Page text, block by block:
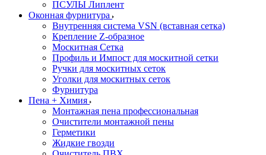
ПСУЛЫ Липлент
Оконная фурнитура
Внутренняя система VSN (вставная сетка)
Крепление Z-образное
Москитная Сетка
Профиль и Импост для москитной сетки
Ручки для москитных сеток
Уголки для москитных сеток
Фурнитура
Пена + Химия
Монтажная пена профессиональная
Очистители монтажной пены
Герметики
Жидкие гвозди